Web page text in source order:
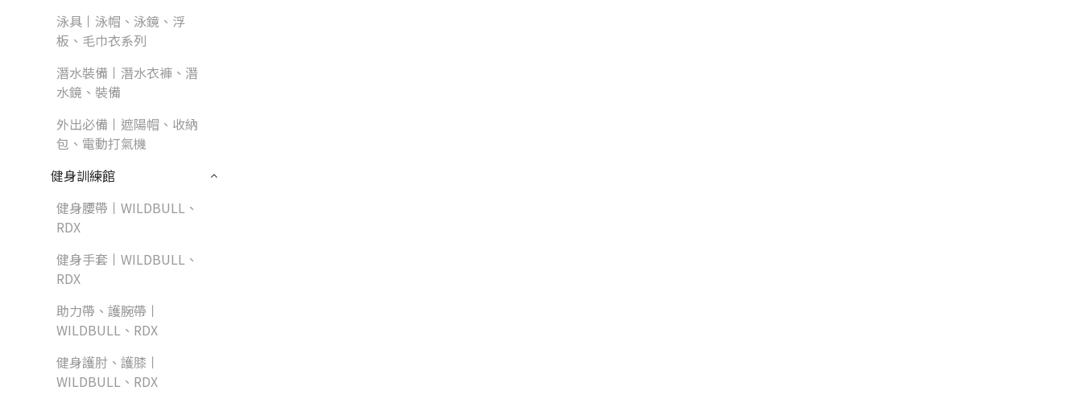
泳具丨泳帽、泳鏡、浮
板、毛巾衣系列
潛水裝備丨潛水衣褲、潛
水鏡、裝備
外出必備丨遮陽帽、收納
包、電動打氣機
健身訓練館
健身腰帶丨WILDBULL、
RDX
健身手套丨WILDBULL、
RDX
助力帶、護腕帶丨
WILDBULL、RDX
健身護肘、護膝丨
WILDBULL、RDX